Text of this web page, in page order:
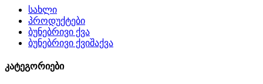
სახლი
პროდუქტები
ბუნებრივი ქვა
ბუნებრივი ქვიშაქვა
კატეგორიები